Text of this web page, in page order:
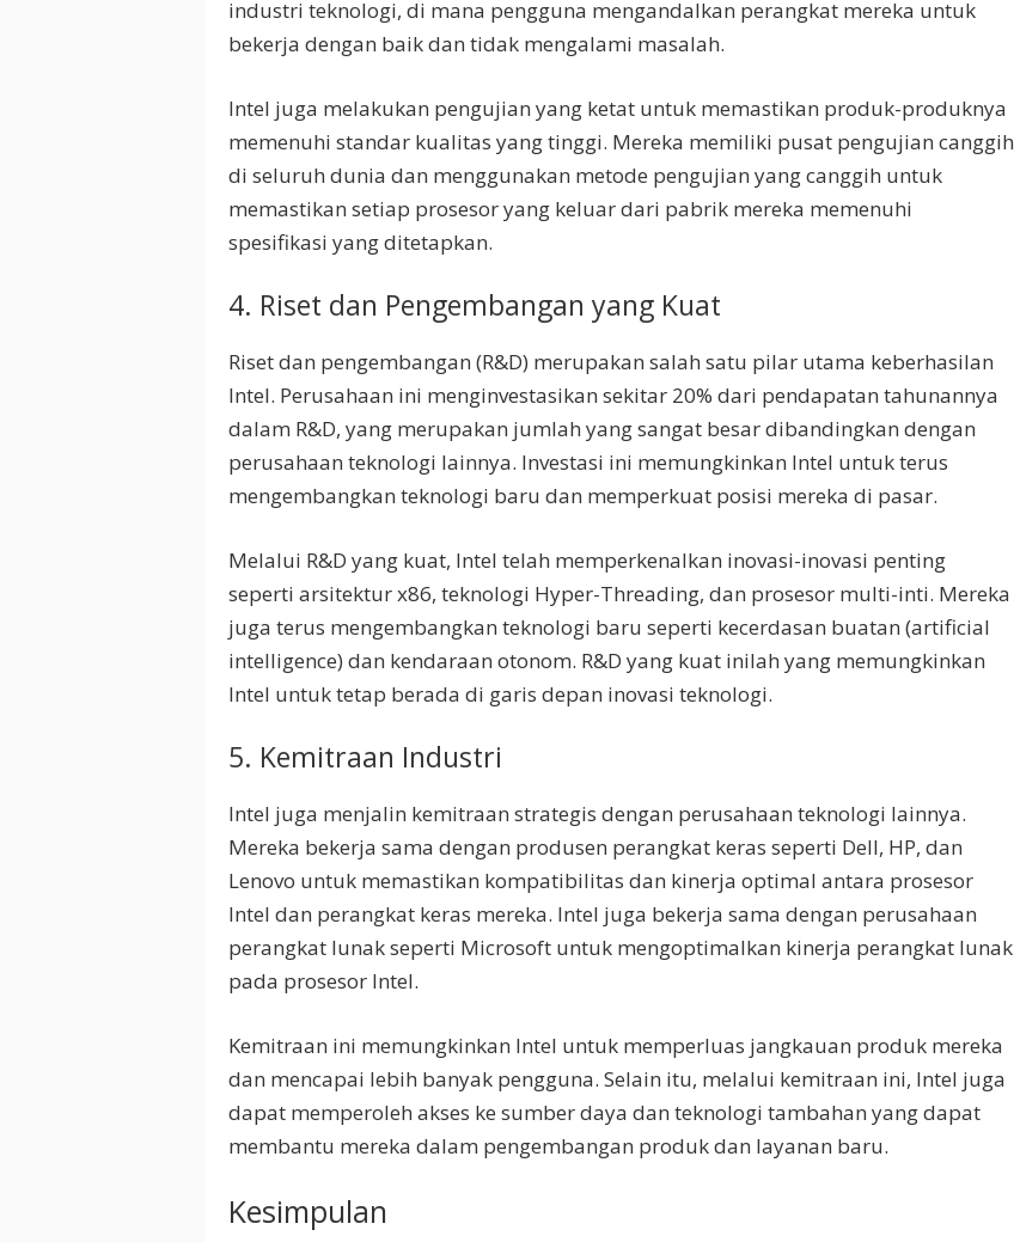
industri teknologi, di mana pengguna mengandalkan perangkat mereka untuk
bekerja dengan baik dan tidak mengalami masalah.
Intel juga melakukan pengujian yang ketat untuk memastikan produk-produknya
memenuhi standar kualitas yang tinggi. Mereka memiliki pusat pengujian canggih
di seluruh dunia dan menggunakan metode pengujian yang canggih untuk
memastikan setiap prosesor yang keluar dari pabrik mereka memenuhi
spesifikasi yang ditetapkan.
4. Riset dan Pengembangan yang Kuat
Riset dan pengembangan (R&D) merupakan salah satu pilar utama keberhasilan
Intel. Perusahaan ini menginvestasikan sekitar 20% dari pendapatan tahunannya
dalam R&D, yang merupakan jumlah yang sangat besar dibandingkan dengan
perusahaan teknologi lainnya. Investasi ini memungkinkan Intel untuk terus
mengembangkan teknologi baru dan memperkuat posisi mereka di pasar.
Melalui R&D yang kuat, Intel telah memperkenalkan inovasi-inovasi penting
seperti arsitektur x86, teknologi Hyper-Threading, dan prosesor multi-inti. Mereka
juga terus mengembangkan teknologi baru seperti kecerdasan buatan (artificial
intelligence) dan kendaraan otonom. R&D yang kuat inilah yang memungkinkan
Intel untuk tetap berada di garis depan inovasi teknologi.
5. Kemitraan Industri
Intel juga menjalin kemitraan strategis dengan perusahaan teknologi lainnya.
Mereka bekerja sama dengan produsen perangkat keras seperti Dell, HP, dan
Lenovo untuk memastikan kompatibilitas dan kinerja optimal antara prosesor
Intel dan perangkat keras mereka. Intel juga bekerja sama dengan perusahaan
perangkat lunak seperti Microsoft untuk mengoptimalkan kinerja perangkat lunak
pada prosesor Intel.
Kemitraan ini memungkinkan Intel untuk memperluas jangkauan produk mereka
dan mencapai lebih banyak pengguna. Selain itu, melalui kemitraan ini, Intel juga
dapat memperoleh akses ke sumber daya dan teknologi tambahan yang dapat
membantu mereka dalam pengembangan produk dan layanan baru.
Kesimpulan